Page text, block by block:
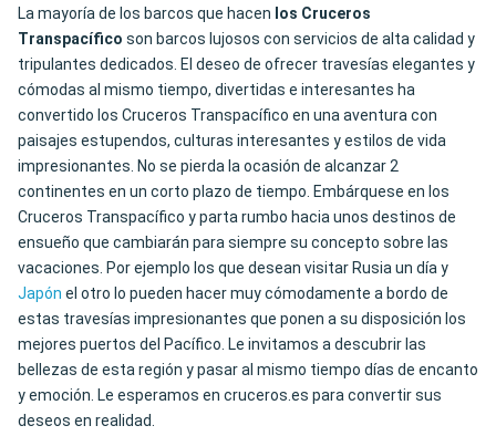
La mayoría de los barcos que hacen los Cruceros
Transpacífico son barcos lujosos con servicios de alta calidad y
tripulantes dedicados. El deseo de ofrecer travesías elegantes y
cómodas al mismo tiempo, divertidas e interesantes ha
convertido los Cruceros Transpacífico en una aventura con
paisajes estupendos, culturas interesantes y estilos de vida
impresionantes. No se pierda la ocasión de alcanzar 2
continentes en un corto plazo de tiempo. Embárquese en los
Cruceros Transpacífico y parta rumbo hacia unos destinos de
ensueño que cambiarán para siempre su concepto sobre las
vacaciones. Por ejemplo los que desean visitar Rusia un día y
Japón el otro lo pueden hacer muy cómodamente a bordo de
estas travesías impresionantes que ponen a su disposición los
mejores puertos del Pacífico. Le invitamos a descubrir las
bellezas de esta región y pasar al mismo tiempo días de encanto
y emoción. Le esperamos en cruceros.es para convertir sus
deseos en realidad.